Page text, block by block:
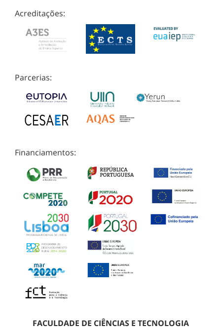
Acreditações:
Parcerias:
Financiamentos:
FACULDADE DE CIÊNCIAS E TECNOLOGIA